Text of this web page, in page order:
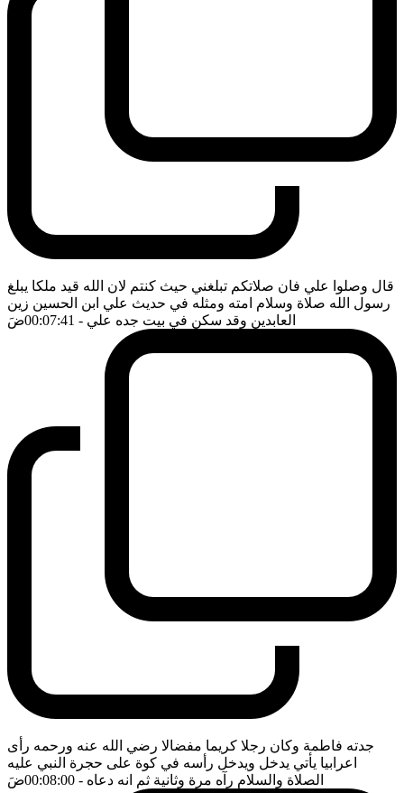
قال وصلوا علي فان صلاتكم تبلغني حيث كنتم لان الله قيد ملكا يبلغ
رسول الله صلاة وسلام امته ومثله في حديث علي ابن الحسين زين
العابدين وقد سكن في بيت جده علي - 00:07:41 ضَ
جدته فاطمة وكان رجلا كريما مفضالا رضي الله عنه ورحمه رأى
اعرابيا يأتي يدخل ويدخل رأسه في كوة على حجرة النبي عليه
الصلاة والسلام رآه مرة وثانية ثم انه دعاه - 00:08:00 ضَ